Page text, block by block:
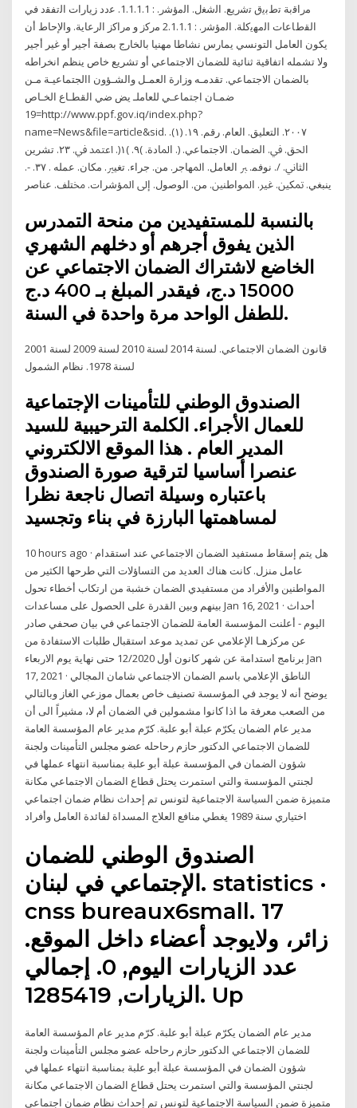
ﻣراﻗﺑﺔ ﺗطﺑﻳق ﺗﺷرﻳﻊ. اﻟﺷﻐﻝ. اﻟﻣؤﺷر. : 1.1.1.1. ﻋدد زﻳﺎرات اﻟﺗﻔﻘد ﻓﻲ
اﻟﻘطﺎﻋﺎت اﻟﻣﻬﻳﻛﻠﺔ. اﻟﻣؤﺷر. : 2.1.1.1 ﻣرﻛز و ﻣراﻛز اﻟرﻋﺎﻳﺔ. واﻹﺣﺎط أن
يكون العامل التونسي يمارس نشاطا مهنيا بالخارج بصفة أجير أو غير أجير
ولا تشمله اتفاقية ثنائية للضمان الاجتماعي أو تشريع خاص ينظم انخراطه
بالضمان الاجتماعي. تقدمـه وزارة العمـل والشـؤون االجتماعيـة مـن
ضمـان اجتماعـي للعاملـ يض ضي القطـاع الخـاص
19=http://www.ppf.gov.iq/index.php?
name=News&file=article&sid. ٢٠٠٧. ﺍﻟﺘﻌﻠﻴﻖ. ﺍﻟﻌﺎﻡ. ﺭﻗﻢ. ١٩. (١).
ﺍﳊﻖ. ﰲ. ﺍﻟﻀﻤﺎﻥ. ﺍﻻﺟﺘﻤﺎﻋﻲ. (. ﺍﳌﺎﺩﺓ. )٩. )١(. ﺍﻋﺘﻤﺪ ﰲ. ٢٣. ﺗﺸﺮﻳﻦ
ﺍﻟﺜﺎﱐ. /. ﻧﻮﻓﻤ. ﱪ ﺍﻟﻌﺎﻣﻞ. ﺍﳌﻬﺎﺟﺮ. ﻣﻦ. ﺟﺮﺍﺀ. ﺗﻐﻴﲑ. ﻣﻜﺎﻥ. ﻋﻤﻠﻪ . ٣٧. -.
ﻳﻨﺒﻐﻲ. ﲤﻜﲔ. ﻏﲑ. ﺍﳌﻮﺍﻃﻨﲔ. ﻣﻦ. ﺍﻟﻮﺻﻮﻝ. ﺇﱃ ﺍﳌﺆﺷﺮﺍﺕ. ﳐﺘﻠﻒ. ﻋﻨﺎﺻﺮ
بالنسبة للمستفيدين من منحة التمدرس
الذين يفوق أجرهم أو دخلهم الشهري
الخاضع لاشتراك الضمان الاجتماعي عن
15000 د.ج، فيقدر المبلغ بـ 400 د.ج
للطفل الواحد مرة واحدة في السنة.
قانون الضمان الاجتماعي. لسنة 2014 لسنة 2010 لسنة 2009 لسنة 2001
لسنة 1978. نظام الشمول
الصندوق الوطني للتأمينات الإجتماعية
للعمال الأجراء. الكلمة الترحيبية للسيد
المدير العام . هذا الموقع الالكتروني
عنصرا أساسيا لترقية صورة الصندوق
باعتباره وسيلة اتصال ناجعة نظرا
لمساهمتها البارزة في بناء وتجسيد
10 hours ago · هل يتم إسقاط مستفيد الضمان الاجتماعي عند استقدام
عامل منزل. كانت هناك العديد من التساؤلات التي طرحها الكثير من
المواطنين والأفراد من مستفيدي الضمان خشبة من ارتكاب أخطاء تحول
بينهم وبين القدرة على الحصول على مساعدات Jan 16, 2021 · أحداث
اليوم - أعلنت المؤسسة العامة للضمان الاجتماعي في بيان صحفي صادر
عن مركزهـا الإعلامي عن تمديد موعد استقبال طلبات الاستفادة من
برنامج استدامة عن شهر كانون أول 12/2020 حتى نهاية يوم الاربعاء Jan
17, 2021 · الناطق الإعلامي باسم الضمان الاجتماعي شامان المجالي
يوضح أنه لا يوجد في المؤسسة تصنيف خاص بعمال موزعي الغاز وبالتالي
من الصعب معرفة ما اذا كانوا مشمولين في الضمان أم لا، مشيراً الى أن
مدير عام الضمان يكرّم عبلة أبو علبة. كرّم مدير عام المؤسسة العامة
للضمان الاجتماعي الدكتور حازم رحاحله عضو مجلس التأمينات ولجنة
شؤون الضمان في المؤسسة عبلة أبو علبة بمناسبة انتهاء عملها في
لجنتي المؤسسة والتي استمرت يحتل قطاع الضمان الاجتماعي مكانة
متميزة ضمن السياسة الاجتماعية لتونس تم إحداث نظام ضمان اجتماعي
الصندوق الوطني للضمان
الإجتماعي في لبنان. statistics ·
cnss bureaux6small. 17
زائر، ولايوجد أعضاء داخل الموقع.
عدد الزيارات اليوم, 0. إجمالي
الزيارات, 1285419. Up
مدير عام الضمان يكرّم عبلة أبو علبة. كرّم مدير عام المؤسسة العامة
للضمان الاجتماعي الدكتور حازم رحاحله عضو مجلس التأمينات ولجنة
شؤون الضمان في المؤسسة عبلة أبو علبة بمناسبة انتهاء عملها في
لجنتي المؤسسة والتي استمرت يحتل قطاع الضمان الاجتماعي مكانة
متميزة ضمن السياسة الاجتماعية لتونس تم إحداث نظام ضمان اجتماعي